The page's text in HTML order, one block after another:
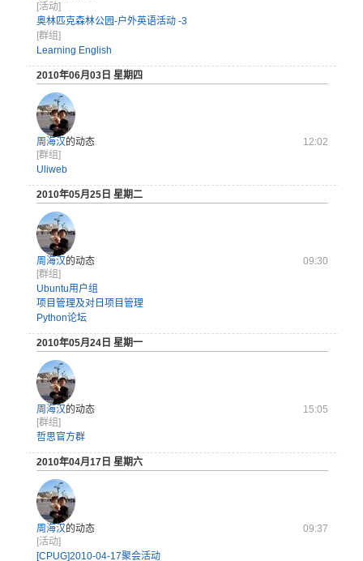
[活动]
奥林匹克森林公园-户外英语活动 -3
[群组]
Learning English
2010年06月03日 星期四
周海汉的动态
12:02
[群组]
Uliweb
2010年05月25日 星期二
周海汉的动态
09:30
[群组]
Ubuntu用户组
项目管理及对日项目管理
Python论坛
2010年05月24日 星期一
周海汉的动态
15:05
[群组]
哲思官方群
2010年04月17日 星期六
周海汉的动态
09:37
[活动]
[CPUG]2010-04-17聚会活动